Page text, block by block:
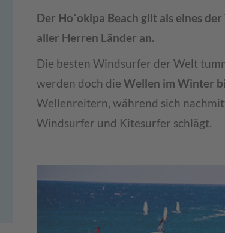
Der Ho`okipa Beach gilt als eines
aller Herren Länder an.
Die besten Windsurfer der Welt
werden doch die Wellen im Winter
Wellenreitern, während sich
Windsurfer und Kitesurfer schlägt.